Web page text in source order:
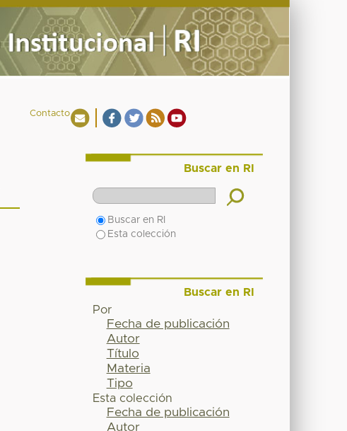
Contacto
Buscar en RI
Buscar en RI
Esta colección
Buscar en RI
Por
Fecha de publicación
Autor
Título
Materia
Tipo
Esta colección
Fecha de publicación
Autor